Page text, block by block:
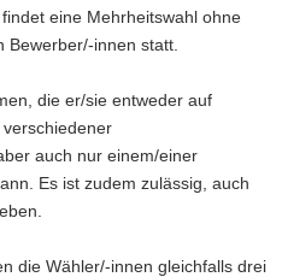
eine Mehrheitswahl ohne
Bewerber/-innen statt.
die er/sie entweder auf
auch nur einem/einer
Es ist zudem zulässig, auch
die Wähler/-innen gleichfalls drei